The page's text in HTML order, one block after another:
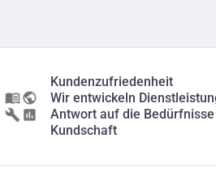
Kundenzufriedenheit
Wir entwickeln
Antwort auf die
Kundschaft